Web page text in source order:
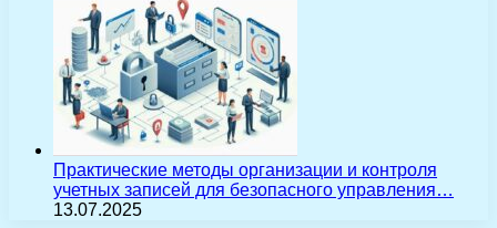
Практические методы организации и контроля
учетных записей для безопасного управления…
13.07.2025